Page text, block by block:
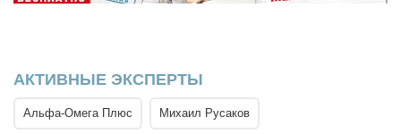
АКТИВНЫЕ ЭКСПЕРТЫ
Альфа-Омега Плюс Михаил Русаков